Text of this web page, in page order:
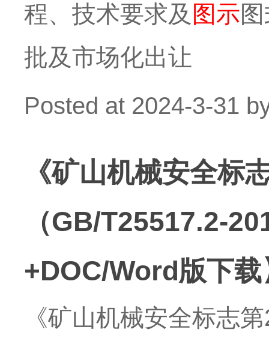
程、技术要求及 图示
批及市场化出让
Posted at 2024-3-31
《矿山机械安全标
（GB/T25517.2-
+DOC/Word版下载
《矿山机械安全标志